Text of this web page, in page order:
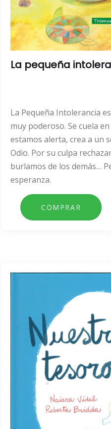
La pequeña
La Pequeña Intolerancia
muy poderoso. Se cuela
estamos alerta, crea a un
Odio. Por su culpa
burlamos de los demás…
esperanza.